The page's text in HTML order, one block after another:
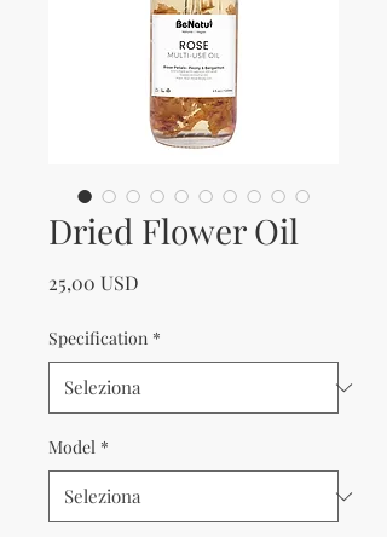
Dried Flower Oil
25,00 USD
Specification *
Model *